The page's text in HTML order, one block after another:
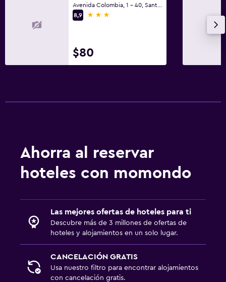
8,9
3 estrellas
$80
Ahorra al reservar
hoteles con momondo
Las mejores ofertas de hoteles para ti
Descubre más de 3 millones de ofertas de
hoteles y alojamientos en un solo lugar.
CANCELACIÓN GRATIS
Usa nuestro filtro para encontrar alojamientos
con cancelación gratis.